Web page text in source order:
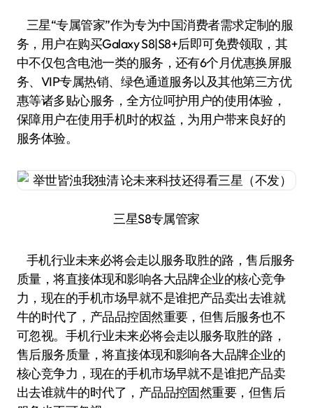
三星“专属管家”作为专为中国消费者需求定制的服
务，用户在购买Galaxy S8|S8+后即可免费领取，其
中不仅包含电池一类的服务，还有6个月优惠换屏服
务、VIP专属热销、绿色通道服务以及其他第三方优
惠等诸多贴心服务，全方位呵护用户的使用体验，
保障用户在使用手机时的权益，为用户带来良好的
服务体验。
三星S8专属管家
手机行业未来必将会走以服务取胜的路，售后服务
质量，将直接体现和影响各大品牌企业的核心竞争
力，现在的手机市场早就不是谁把产品卖出去谁就
牛的时代了，产品品控固然重要，但售后服务也不
可忽视。手机行业未来必将会走以服务取胜的路，
售后服务质量，将直接体现和影响各大品牌企业的
核心竞争力，现在的手机市场早就不是谁把产品卖
出去谁就牛的时代了，产品品控固然重要，但售后